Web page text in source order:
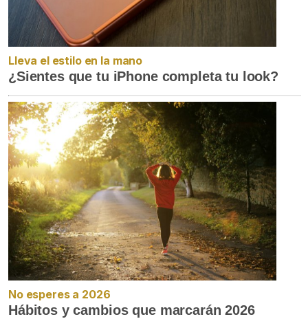
Lleva el estilo en la mano
¿Sientes que tu iPhone completa tu look?
No esperes a 2026
Hábitos y cambios que marcarán 2026